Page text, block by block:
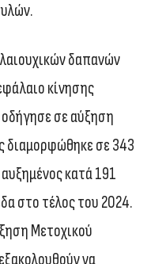
δαπανών
κίνησης
σε αύξηση
διαμορφώθηκε σε 343
κατά 191
στο τέλος του 2024.
Μετοχικού
να